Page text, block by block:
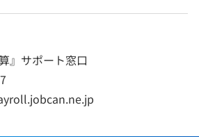
』サポート窓口